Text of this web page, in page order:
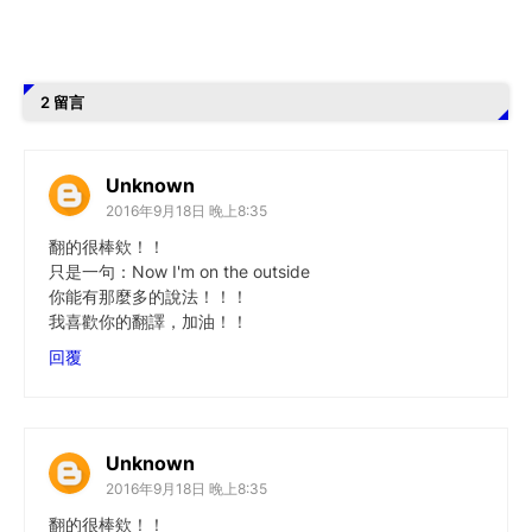
2 留言
Unknown
2016年9月18日 晚上8:35
翻的很棒欸！！
只是一句：Now I'm on the outside
你能有那麼多的說法！！！
我喜歡你的翻譯，加油！！
回覆
Unknown
2016年9月18日 晚上8:35
翻的很棒欸！！